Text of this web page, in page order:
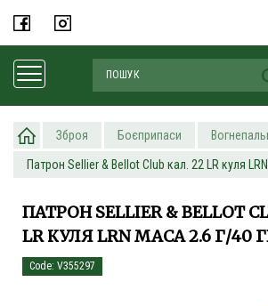
Зброя Боєприпаси
Патрон Sellier & Bellot Club кал. 22 LR куля
ПАТРОН SELLIER & BELLOT
LR КУЛЯ LRN МАСА 2.6 Г/40
Code: V355297